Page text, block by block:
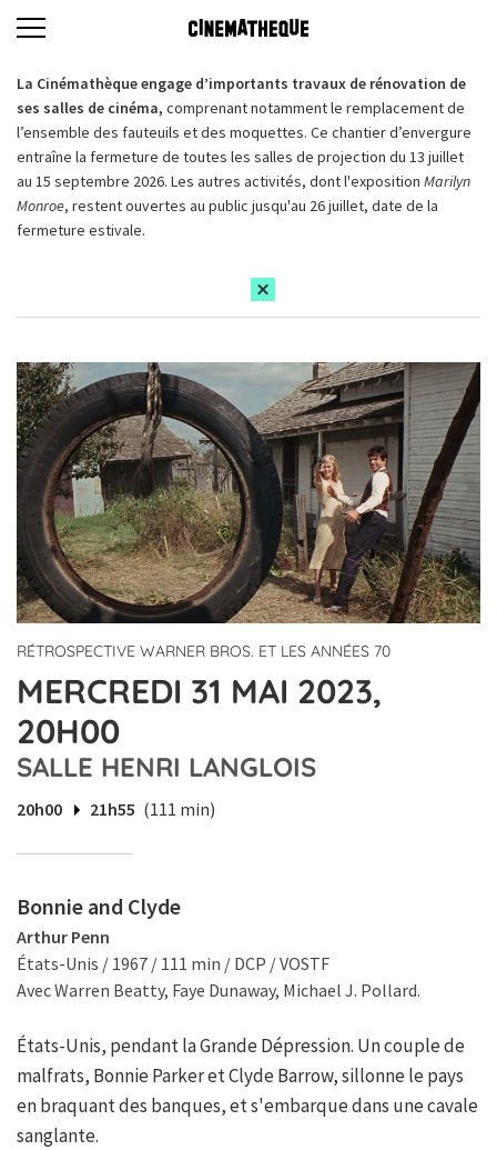
La Cinémathèque engage d’importants travaux de rénovation de
ses salles de cinéma, comprenant notamment le remplacement de
l’ensemble des fauteuils et des moquettes. Ce chantier d’envergure
entraîne la fermeture de toutes les salles de projection du 13 juillet
au 15 septembre 2026. Les autres activités, dont l'exposition Marilyn
Monroe, restent ouvertes au public jusqu'au 26 juillet, date de la
fermeture estivale.
RÉTROSPECTIVE WARNER BROS. ET LES ANNÉES 70
MERCREDI 31 MAI 2023,
20H00
SALLE HENRI LANGLOIS
20h00 21h55 (111 min)
Bonnie and Clyde
Arthur Penn
États-Unis / 1967 / 111 min / DCP / VOSTF
Avec Warren Beatty, Faye Dunaway, Michael J. Pollard.
États-Unis, pendant la Grande Dépression. Un couple de
malfrats, Bonnie Parker et Clyde Barrow, sillonne le pays
en braquant des banques, et s'embarque dans une cavale
sanglante.